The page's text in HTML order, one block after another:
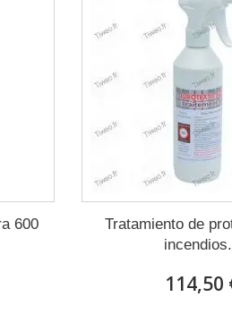
600
Tratamiento de
114,50